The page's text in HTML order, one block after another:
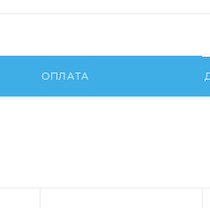
ОПЛАТА